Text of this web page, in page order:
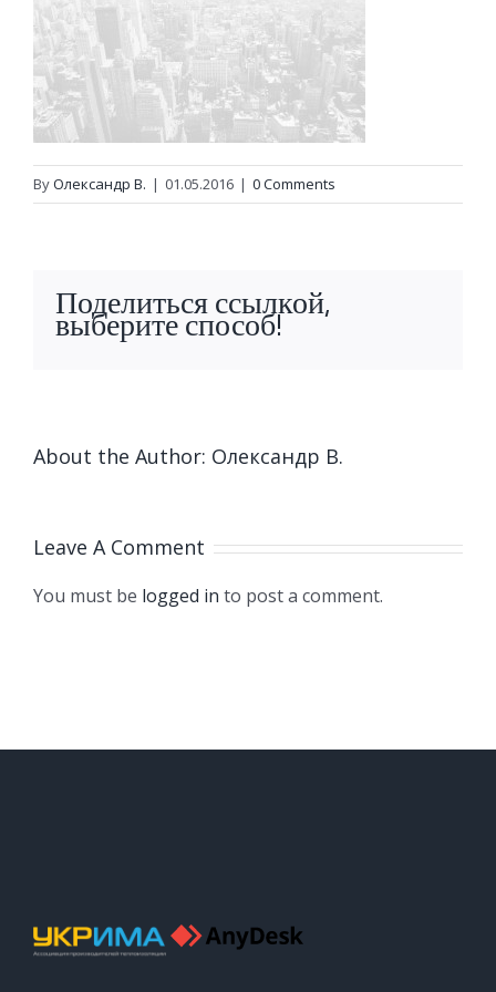
ByОлександр В. | 01.05.2016 | 0 Comments
Поделиться ссылкой,
выберите способ!
About the Author: Олександр В.
Leave A Comment
You must be logged in to post a comment.